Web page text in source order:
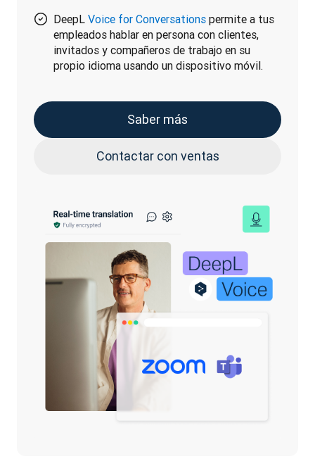
DeepL Voice for Conversations permite a tus
empleados hablar en persona con clientes,
invitados y compañeros de trabajo en su
propio idioma usando un dispositivo móvil.
Saber más
Contactar con ventas